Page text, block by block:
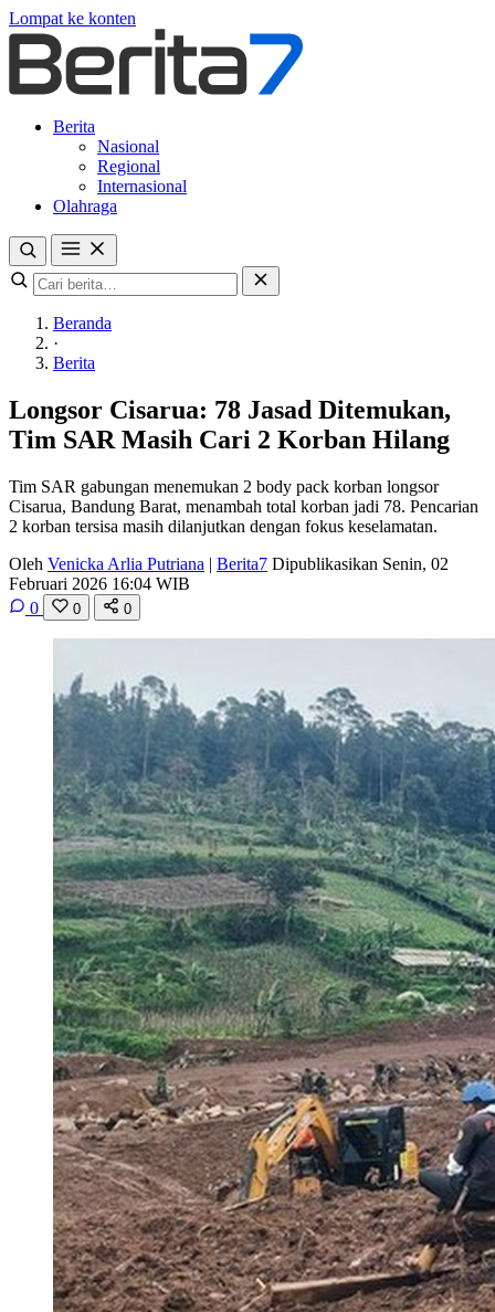
Lompat ke konten
Berita
Nasional
Regional
Internasional
Olahraga
Beranda
·
Berita
Longsor Cisarua: 78 Jasad Ditemukan,
Tim SAR Masih Cari 2 Korban Hilang
Tim SAR gabungan menemukan 2 body pack korban longsor
Cisarua, Bandung Barat, menambah total korban jadi 78. Pencarian
2 korban tersisa masih dilanjutkan dengan fokus keselamatan.
Oleh Venicka Arlia Putriana | Berita7 Dipublikasikan Senin, 02
Februari 2026 16:04 WIB
0
0 0